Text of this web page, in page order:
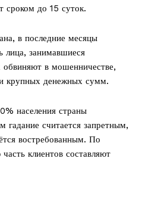
сроком до 15 суток.
в последние месяцы
лица, занимавшиеся
в мошенничестве,
крупных денежных сумм.
населения страны
гадание считается запретным,
востребованным. По
клиентов составляют